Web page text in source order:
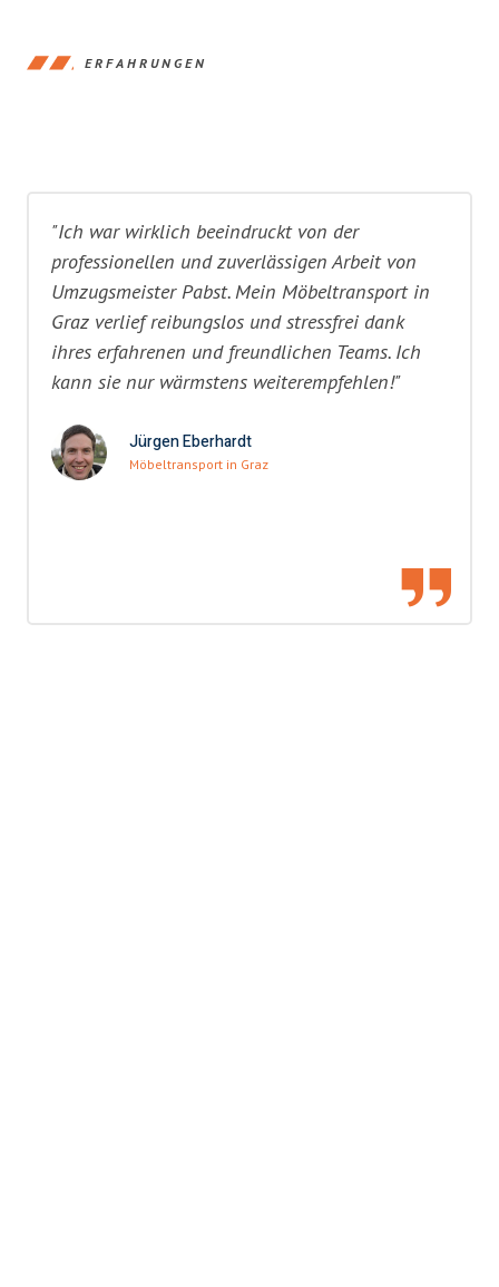
ERFAHRUNGEN
"Ich war wirklich beeindruckt von der
professionellen und zuverlässigen Arbeit von
Umzugsmeister Pabst. Mein Möbeltransport in
Graz verlief reibungslos und stressfrei dank
ihres erfahrenen und freundlichen Teams. Ich
kann sie nur wärmstens weiterempfehlen!"
Jürgen Eberhardt
Möbeltransport in Graz